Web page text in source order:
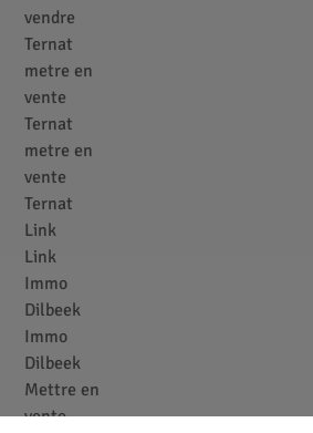
vendre
Ternat
metre en
vente
Ternat
metre en
vente
Ternat
Link
Link
Immo
Dilbeek
Immo
Dilbeek
Mettre en
vente